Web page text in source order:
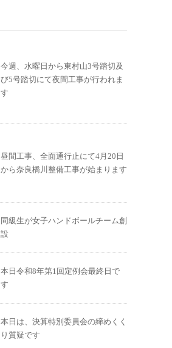
今週、水曜日から東村山3号踏切及
び5号踏切にて夜間工事が行われま
す
昼間工事、全面通行止にて4月20日
から奈良橋川整備工事が始まります
同級生が女子ハンドボールチーム創
設
本日令和8年第1回定例会最終日で
す
本日は、決算特別委員会の締めくく
り質疑です